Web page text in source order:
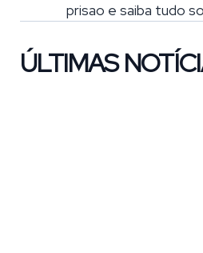
prisao e saiba tudo
ÚLTIMAS